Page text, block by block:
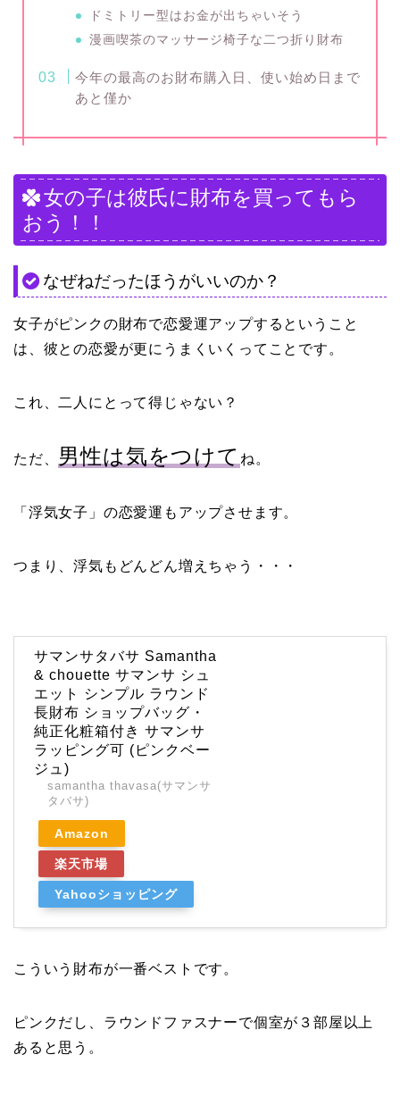
ドミトリー型はお金が出ちゃいそう
漫画喫茶のマッサージ椅子な二つ折り財布
今年の最高のお財布購入日、使い始め日まで
あと僅か
女の子は彼氏に財布を買ってもら
おう！！
なぜねだったほうがいいのか？
女子がピンクの財布で恋愛運アップするということ
は、彼との恋愛が更にうまくいくってことです。
これ、二人にとって得じゃない？
ただ、 男性は気をつけて ね。
「浮気女子」の恋愛運もアップさせます。
つまり、浮気もどんどん増えちゃう・・・
サマンサタバサ Samantha
& chouette サマンサ シュ
エット シンプル ラウンド
長財布 ショップバッグ・
純正化粧箱付き サマンサ
ラッピング可 (ピンクベー
ジュ)
samantha thavasa(サマンサ
タバサ)
Amazon
楽天市場
Yahooショッピング
こういう財布が一番ベストです。
ピンクだし、ラウンドファスナーで個室が３部屋以上
あると思う。